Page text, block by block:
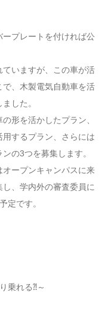
プレートを付ければ公
いますが、この車が活
、木製電気自動車を活
した。
形を活かしたプラン、
するプラン、さらには
の3つを募集します。
ープンキャンパスに来
、学内外の審査委員に
定です。
乗れる⁈～